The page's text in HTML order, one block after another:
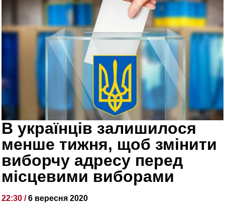
В українців залишилося
менше тижня, щоб змінити
виборчу адресу перед
місцевими виборами
22:30 /6 вересня 2020